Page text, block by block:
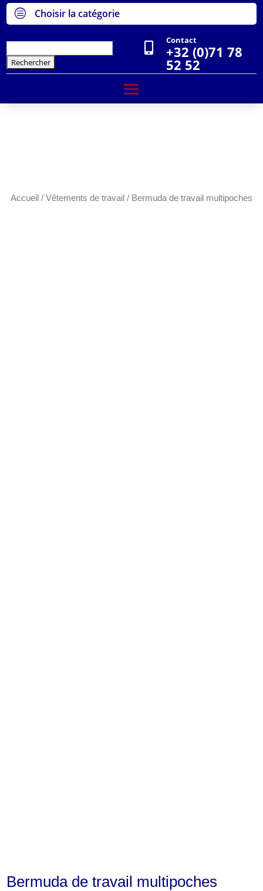
c Choisir la catégorie

Contact
+32 (0)71 78
52 52
Accueil / Vêtements de travail / Bermuda de travail multipoches
Bermuda de travail multipoches